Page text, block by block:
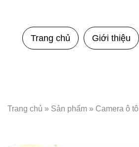
Trang chủ Giới thiệu
Trang chủ » Sản phẩm » Camera ô tô